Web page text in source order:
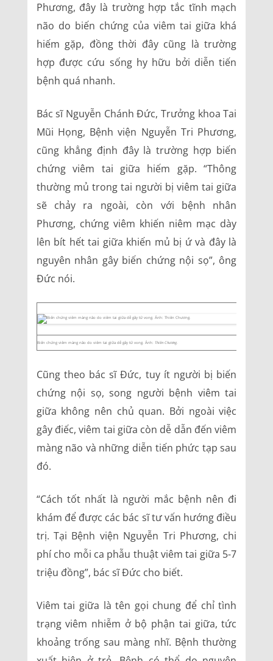
Phương, đây là trường hợp tắc tĩnh mạch
não do biến chứng của viêm tai giữa khá
hiếm gặp, đồng thời đây cũng là trường
hợp được cứu sống hy hữu bởi diễn tiến
bệnh quá nhanh.
Bác sĩ Nguyễn Chánh Đức, Trưởng khoa Tai
Mũi Họng, Bệnh viện Nguyễn Tri Phương,
cũng khẳng định đây là trường hợp biến
chứng viêm tai giữa hiếm gặp. “Thông
thường mủ trong tai người bị viêm tai giữa
sẽ chảy ra ngoài, còn với bệnh nhân
Phương, chứng viêm khiến niêm mạc dày
lên bít hết tai giữa khiến mủ bị ứ và đây là
nguyên nhân gây biến chứng nội sọ”, ông
Đức nói.
Biến chứng viêm màng não do viêm tai giữa dễ gây tử vong. Ảnh: Thiên Chương.
Cũng theo bác sĩ Đức, tuy ít người bị biến
chứng nội sọ, song người bệnh viêm tai
giữa không nên chủ quan. Bởi ngoài việc
gây điếc, viêm tai giữa còn dễ dẫn đến viêm
màng não và những diễn tiến phức tạp sau
đó.
“Cách tốt nhất là người mắc bệnh nên đi
khám để được các bác sĩ tư vấn hướng điều
trị. Tại Bệnh viện Nguyễn Tri Phương, chi
phí cho mỗi ca phẫu thuật viêm tai giữa 5-7
triệu đồng”, bác sĩ Đức cho biết.
Viêm tai giữa là tên gọi chung để chỉ tình
trạng viêm nhiễm ở bộ phận tai giữa, tức
khoảng trống sau màng nhĩ. Bệnh thường